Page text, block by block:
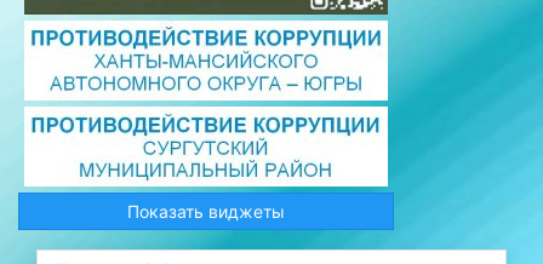
Показать виджеты